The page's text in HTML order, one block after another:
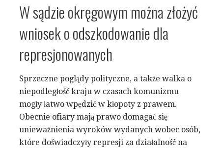
W sądzie okręgowym można złożyć
wniosek o odszkodowanie dla
represjonowanych
Sprzeczne poglądy polityczne, a także walka o
niepodległość kraju w czasach komunizmu
mogły łatwo wpędzić w kłopoty z prawem.
Obecnie ofiary mają prawo domagać się
unieważnienia wyroków wydanych wobec osób,
które doświadczyły represji za działalność na